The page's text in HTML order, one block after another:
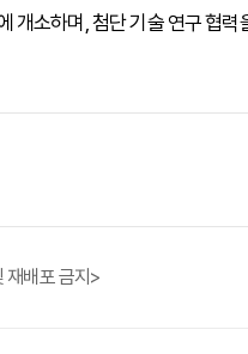
개소하며, 첨단 기술 연구 협력
재배포 금지>